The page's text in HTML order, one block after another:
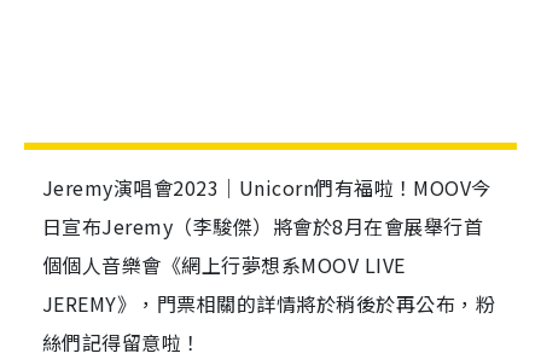
Jeremy演唱會2023｜Unicorn們有福啦！MOOV今
日宣布Jeremy（李駿傑）將會於8月在會展舉行首
個個人音樂會《網上行夢想系MOOV LIVE
JEREMY》，門票相關的詳情將於稍後於再公布，粉
絲們記得留意啦！